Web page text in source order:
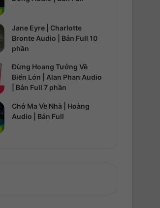
Jane Eyre | Charlotte
Bronte Audio | Bản Full 10
phần
Đừng Hoang Tưởng Về
Biển Lớn | Alan Phan Audio
| Bản Full 7 phần
Chở Ma Về Nhà | Hoàng
Audio | Bản Full